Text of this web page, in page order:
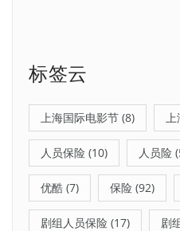
标签云
上海国际电影节 (8) 上
人员保险 (10) 人员险
优酷 (7) 保险 (92)
剧组人员保险 (17) 剧